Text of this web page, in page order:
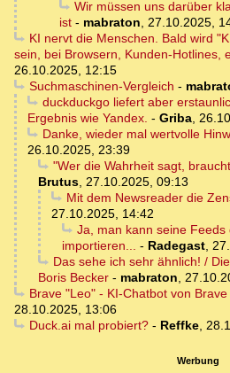
Wir müssen uns darüber
ist - mabraton, 27.10.2025,
KI nervt die Menschen. Bald wird
sein, bei Browsern, Kunden-Hotlines,
26.10.2025, 12:15
Suchmaschinen-Vergleich -
duckduckgo liefert aber
Ergebnis wie Yandex. - Griba,
Danke, wieder mal wertvolle
26.10.2025, 23:39
"Wer die Wahrheit sagt,
Brutus, 27.10.2025, 09:13
Mit dem Newsreader die
27.10.2025, 14:42
Ja, man kann seine
importieren... - Radegast,
Das sehe ich sehr ähnlich! /
Boris Becker - mabraton,
Brave "Leo" - KI-Chatbot von
28.10.2025, 13:06
Duck.ai mal probiert?- Reffke,
Werbung